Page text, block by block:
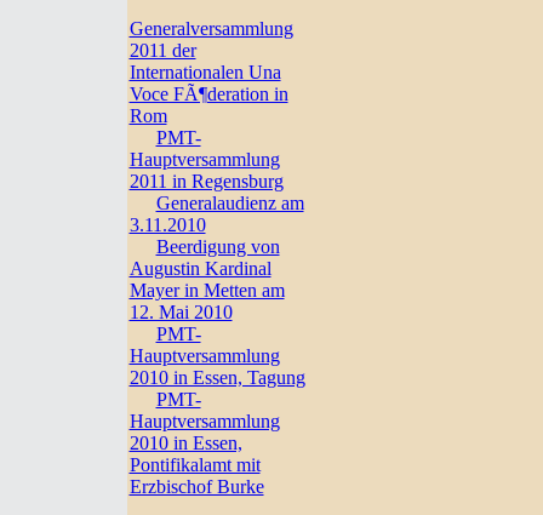
Generalversammlung
2011 der
Internationalen Una
Voce FÃ¶deration in
Rom
PMT-
Hauptversammlung
2011 in Regensburg
Generalaudienz am
3.11.2010
Beerdigung von
Augustin Kardinal
Mayer in Metten am
12. Mai 2010
PMT-
Hauptversammlung
2010 in Essen, Tagung
PMT-
Hauptversammlung
2010 in Essen,
Pontifikalamt mit
Erzbischof Burke